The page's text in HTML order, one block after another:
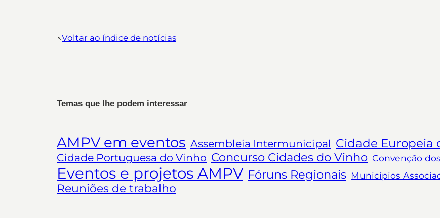
↖︎Voltar ao índice de notícias
Temas que lhe podem interessar
AMPV em eventos Assembleia Intermunicipal Cidade Europeia
Cidade Portuguesa do Vinho Concurso Cidades do Vinho Convenção
Eventos e projetos AMPV Fóruns Regionais Municípios
Reuniões de trabalho